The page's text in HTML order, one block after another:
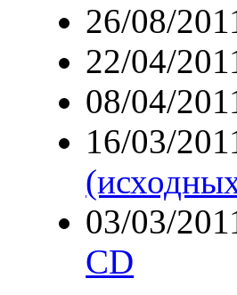
26/08/
22/04/
08/04/
16/03/
03/03/
CD